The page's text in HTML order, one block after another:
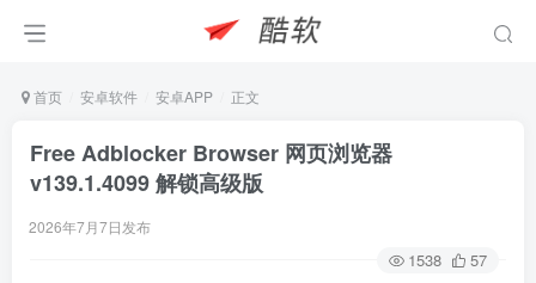
首页 安卓软件 安卓APP 正文
Free Adblocker Browser 网页浏览器
v139.1.4099 解锁高级版
2026年7月7日发布
1538 57